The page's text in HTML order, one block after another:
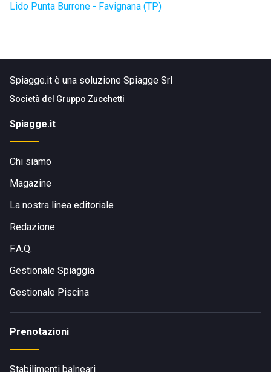
Lido Punta Burrone - Favignana (TP)
Spiagge.it è una soluzione Spiagge Srl
Società del Gruppo Zucchetti
Spiagge.it
Chi siamo
Magazine
La nostra linea editoriale
Redazione
F.A.Q.
Gestionale Spiaggia
Gestionale Piscina
Prenotazioni
Stabilimenti balneari